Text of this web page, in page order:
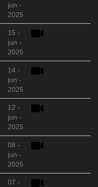
jun -
2025
15 -
jun -
2025
14 -
jun -
2025
12 -
jun -
2025
08 -
jun -
2025
07 -